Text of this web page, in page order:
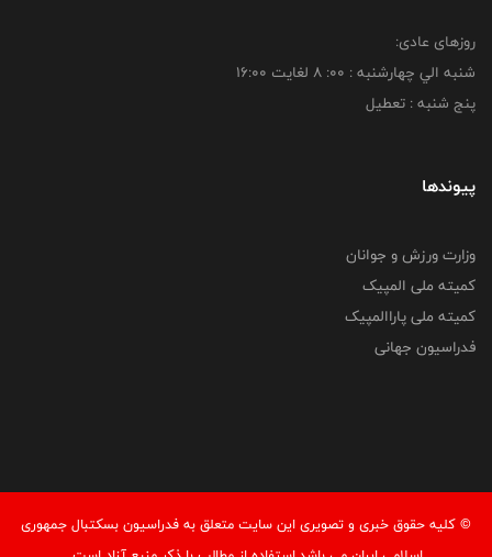
روزهای عادی:
شنبه الي چهارشنبه : 00: 8 لغايت 16:00
پنج شنبه : تعطیل
پیوندها
وزارت ورزش و جوانان
کمیته ملی المپیک
کمیته ملی پاراالمپیک
فدراسیون جهانی
© کليه حقوق خبری و تصويری اين سايت متعلق به فدراسیون بسکتبال جمهوری